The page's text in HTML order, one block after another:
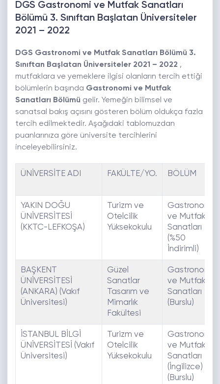
DGS Gastronomi ve Mutfak Sanatları
Bölümü 3. Sınıftan Başlatan Üniversiteler
2021 – 2022
DGS Gastronomi ve Mutfak Sanatları Bölümü 3.
Sınıftan Başlatan Üniversiteler 2021 – 2022 ,
mutfaklara ve yemeklere ilgisi olanların tercih ettiği
bölümlerin başında Gastronomi ve Mutfak
Sanatları Bölümü gelir. Yemeğin bilimsel ve
sanatsal bakış açısını gösteren bölüm oldukça fazla
tercih edilmektedir. Aşağıdaki tablomuzdan
puanlarınıza göre üniversite tercihlerini
inceleyebilirsiniz.
ÜNİVERSİTE ADI FAKÜLTE/YO. BÖLÜM
YAKIN DOĞU
ÜNİVERSİTESİ
(KKTC-LEFKOŞA)
Turizm ve
Otelcilik
Yüksekokulu
Gastronomi
ve Mutfak
Sanatları
(%50
İndirimli)
BAŞKENT
ÜNİVERSİTESİ
(ANKARA) (Vakıf
Üniversitesi)
Güzel
Sanatlar
Tasarım ve
Mimarlık
Fakültesi
Gastronomi
ve Mutfak
Sanatları
(Burslu)
İSTANBUL BİLGİ
ÜNİVERSİTESİ (Vakıf
Üniversitesi)
Turizm ve
Otelcilik
Yüksekokulu
Gastronomi
ve Mutfak
Sanatları
(İngilizce)
(Burslu)